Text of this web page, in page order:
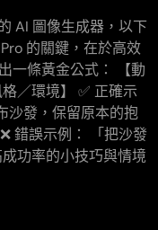
AI 圖像生成器，以下
的關鍵，在於高效
一條黃金公式： 【動
／環境】 ✅ 正確示
沙發，保留原本的抱
錯誤示例： 「把沙發
功率的小技巧與情境